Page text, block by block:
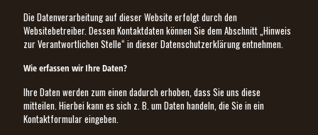
Die Datenverarbeitung auf dieser Website erfolgt durch den
Websitebetreiber. Dessen Kontaktdaten können Sie dem Abschnitt „Hinweis
zur Verantwortlichen Stelle“ in dieser Datenschutzerklärung entnehmen.
Wie erfassen wir Ihre Daten?
Ihre Daten werden zum einen dadurch erhoben, dass Sie uns diese
mitteilen. Hierbei kann es sich z. B. um Daten handeln, die Sie in ein
Kontaktformular eingeben.